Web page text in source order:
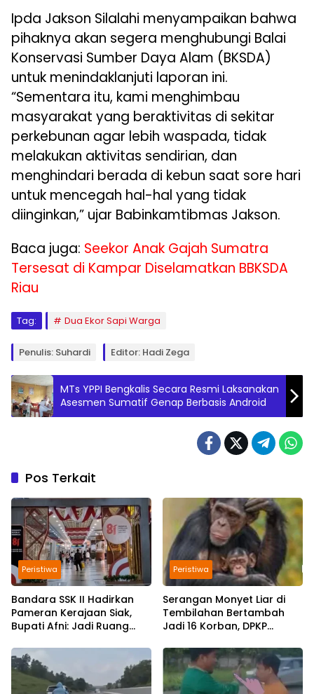
Ipda Jakson Silalahi menyampaikan bahwa
pihaknya akan segera menghubungi Balai
Konservasi Sumber Daya Alam (BKSDA)
untuk menindaklanjuti laporan ini.
“Sementara itu, kami menghimbau
masyarakat yang beraktivitas di sekitar
perkebunan agar lebih waspada, tidak
melakukan aktivitas sendirian, dan
menghindari berada di kebun saat sore hari
untuk mencegah hal-hal yang tidak
diinginkan,” ujar Babinkamtibmas Jakson.
Baca juga: Seekor Anak Gajah Sumatra
Tersesat di Kampar Diselamatkan BBKSDA
Riau
Tag: Dua Ekor Sapi Warga
Penulis: Suhardi Editor: Hadi Zega
MTs YPPI Bengkalis Secara Resmi Laksanakan
Asesmen Sumatif Genap Berbasis Android
Pos Terkait
Peristiwa
Bandara SSK II Hadirkan
Pameran Kerajaan Siak,
Bupati Afni: Jadi Ruang
Peristiwa
Serangan Monyet Liar di
Tembilahan Bertambah
Jadi 16 Korban, DPKP
Viral